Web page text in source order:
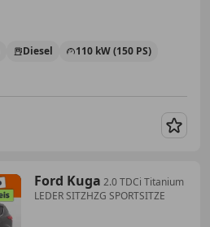
Diesel
110 kW (150 PS)
Ford Kuga 2.0 TDCi Titanium
LEDER SITZHZG SPORTSITZE